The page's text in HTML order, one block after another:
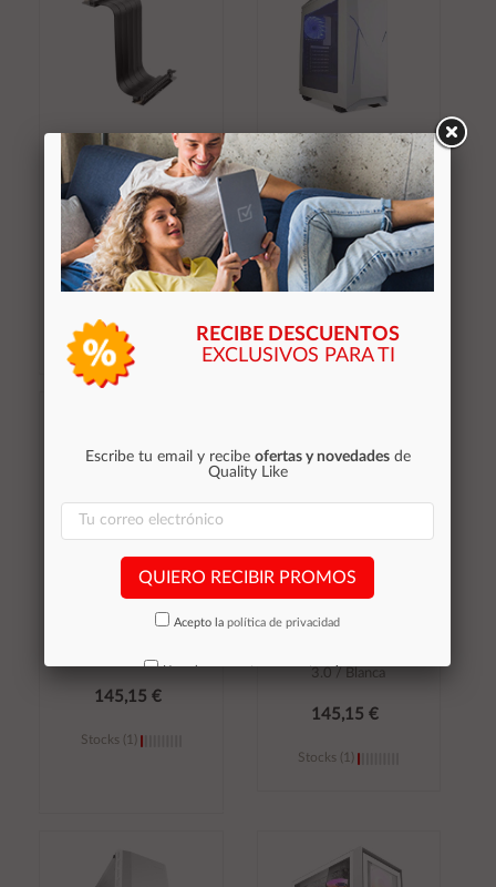
÷ Cable riser pcie 4.0
mars gaming
mcapcie40 x16 flexible
negro conector 90?
33,35 €
Stocks (4)
Añadir al
Caja ATX Gaming Talius
Xentinel Blanca
27,60 €
Stocks (1)
Caja ATX Gaming Talius
145,15 €
Stocks (1)
Caja ATX Gaming Talius
3.0 / Blanca
145,15 €
Stocks (1)
carrito
RECIBE DESCUENTOS
EXCLUSIVOS PARA TI
Escribe tu email y recibe ofertas y novedadesde
Quality Like
QUIERO RECIBIR PROMOS
Acepto la política de privacidad
No volver a mostrar mas este aviso